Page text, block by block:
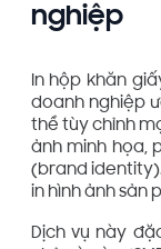
nghiệp
In hộp khăn
doanh nghiệp
thể tùy chỉnh
ảnh minh họa,
(brand
in hình ảnh sản
Dịch vụ này